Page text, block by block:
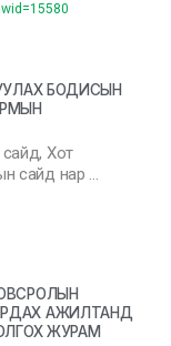
БОДИСЫН
сайд, Хот
сайд нар …
АЖИЛТАНД
ЖУРАМ